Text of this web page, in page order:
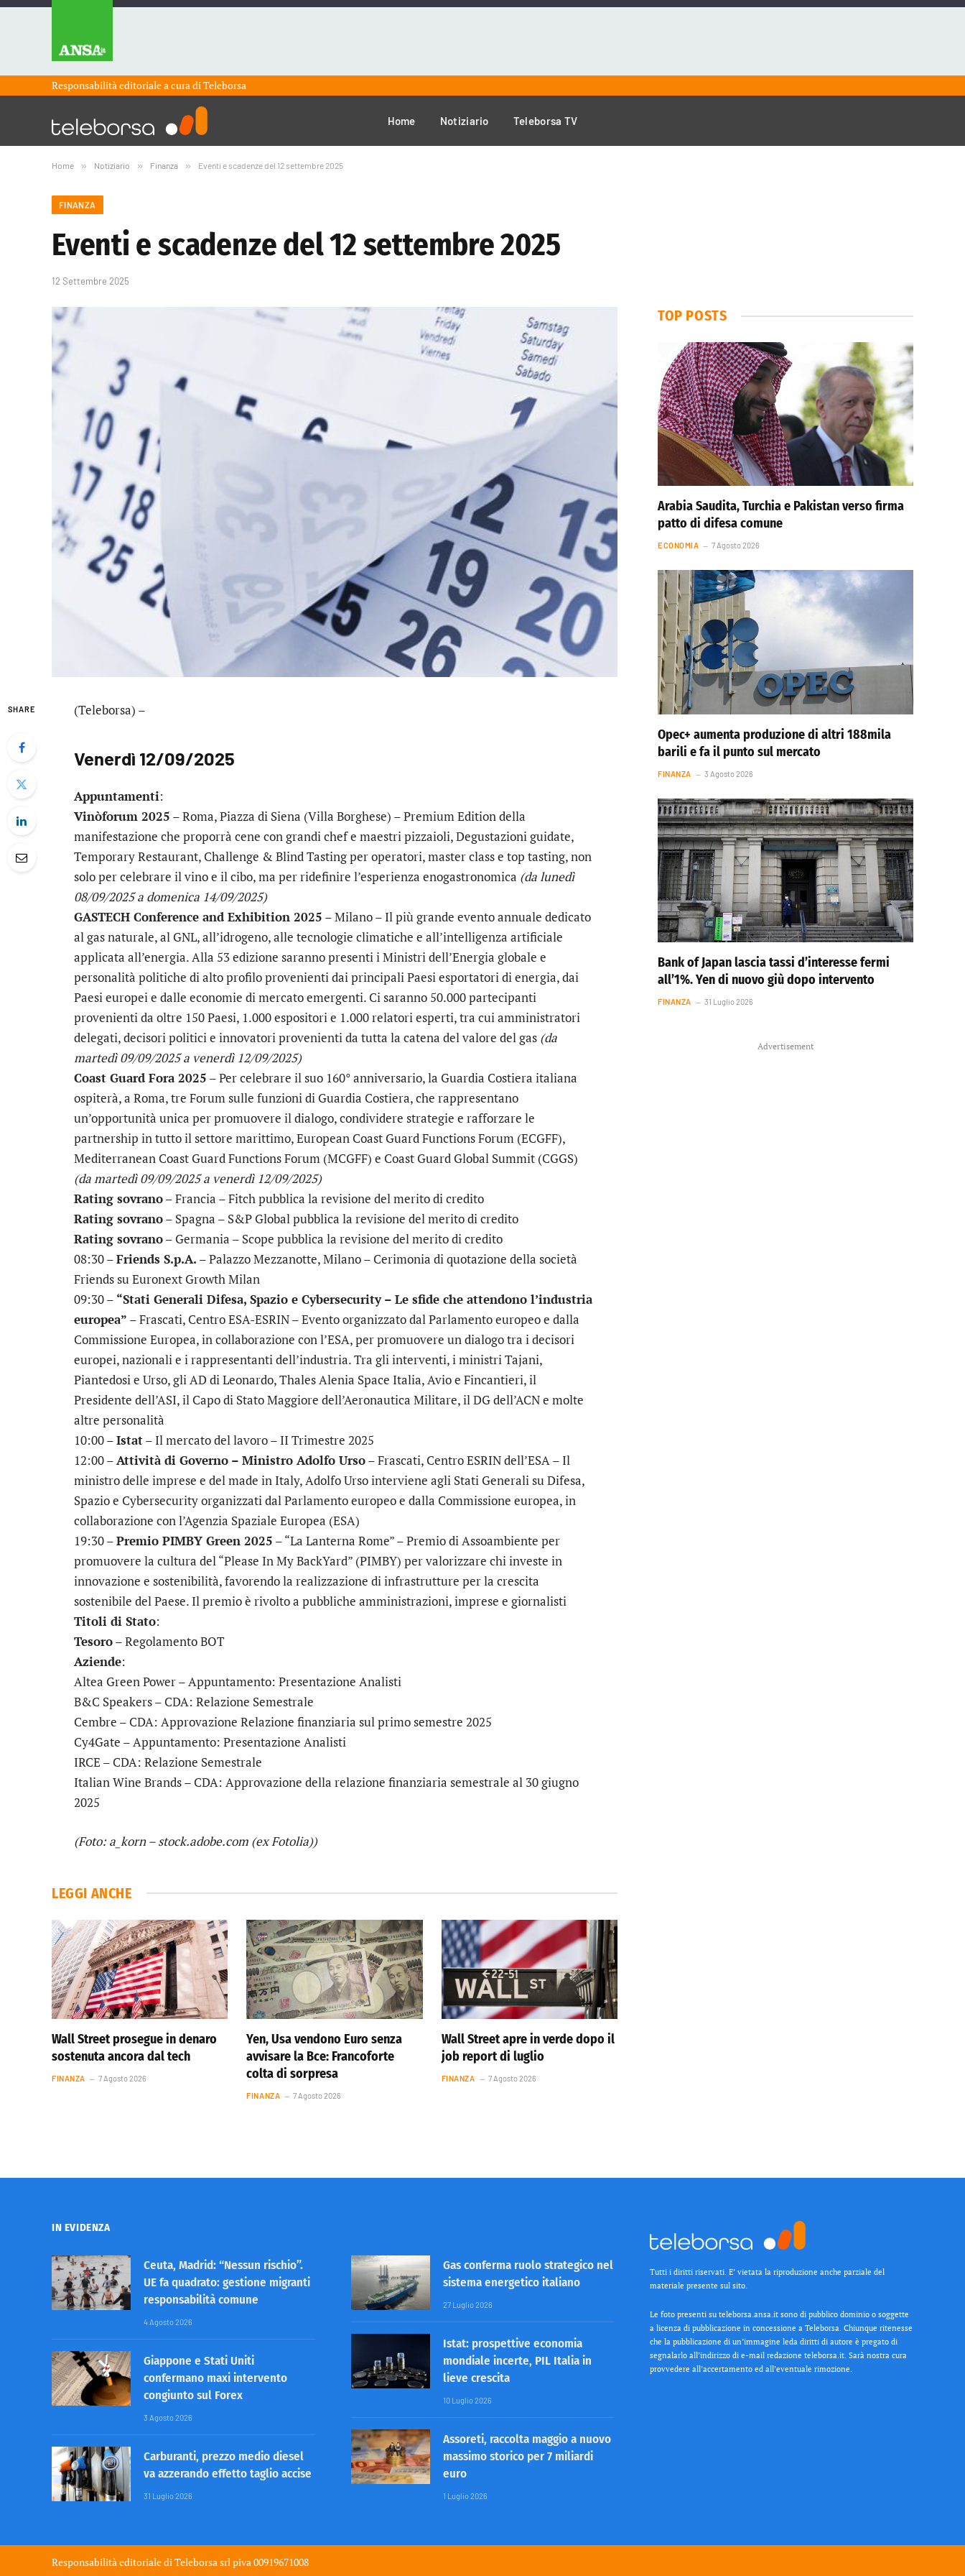
Responsabilità editoriale a cura diTeleborsa
Home Notiziario Teleborsa TV
Home » Notiziario » Finanza » Eventi e scadenze del 12 settembre 2025
FINANZA
Eventi e scadenze del 12 settembre 2025
12 Settembre 2025
SHARE (Teleborsa) –
Venerdì 12/09/2025
Appuntamenti:
Vinòforum 2025 – Roma, Piazza di Siena (Villa Borghese) – Premium Edition della
manifestazione che proporrà cene con grandi chef e maestri pizzaioli, Degustazioni guidate,
Temporary Restaurant, Challenge & Blind Tasting per operatori, master class e top tasting, non
solo per celebrare il vino e il cibo, ma per ridefinire l’esperienza enogastronomica (da lunedì
08/09/2025 a domenica 14/09/2025)
GASTECH Conference and Exhibition 2025 – Milano – Il più grande evento annuale dedicato
al gas naturale, al GNL, all’idrogeno, alle tecnologie climatiche e all’intelligenza artificiale
applicata all’energia. Alla 53 edizione saranno presenti i Ministri dell’Energia globale e
personalità politiche di alto profilo provenienti dai principali Paesi esportatori di energia, dai
Paesi europei e dalle economie di mercato emergenti. Ci saranno 50.000 partecipanti
provenienti da oltre 150 Paesi, 1.000 espositori e 1.000 relatori esperti, tra cui amministratori
delegati, decisori politici e innovatori provenienti da tutta la catena del valore del gas (da
martedì 09/09/2025 a venerdì 12/09/2025)
Coast Guard Fora 2025 – Per celebrare il suo 160° anniversario, la Guardia Costiera italiana
ospiterà, a Roma, tre Forum sulle funzioni di Guardia Costiera, che rappresentano
un’opportunità unica per promuovere il dialogo, condividere strategie e rafforzare le
partnership in tutto il settore marittimo, European Coast Guard Functions Forum (ECGFF),
Mediterranean Coast Guard Functions Forum (MCGFF) e Coast Guard Global Summit (CGGS)
(da martedì 09/09/2025 a venerdì 12/09/2025)
Rating sovrano– Francia – Fitch pubblica la revisione del merito di credito
Rating sovrano– Spagna – S&P Global pubblica la revisione del merito di credito
Rating sovrano– Germania – Scope pubblica la revisione del merito di credito
08:30 –Friends S.p.A. – Palazzo Mezzanotte, Milano – Cerimonia di quotazione della società
Friends su Euronext Growth Milan
09:30 – “Stati Generali Difesa, Spazio e Cybersecurity – Le sfide che attendono l’industria
europea” – Frascati, Centro ESA-ESRIN – Evento organizzato dal Parlamento europeo e dalla
Commissione Europea, in collaborazione con l’ESA, per promuovere un dialogo tra i decisori
europei, nazionali e i rappresentanti dell’industria. Tra gli interventi, i ministri Tajani,
Piantedosi e Urso, gli AD di Leonardo, Thales Alenia Space Italia, Avio e Fincantieri, il
Presidente dell’ASI, il Capo di Stato Maggiore dell’Aeronautica Militare, il DG dell’ACN e molte
altre personalità
10:00 –Istat– Il mercato del lavoro – II Trimestre 2025
12:00 –Attività di Governo – Ministro Adolfo Urso– Frascati, Centro ESRIN dell’ESA – Il
ministro delle imprese e del made in Italy, Adolfo Urso interviene agli Stati Generali su Difesa,
Spazio e Cybersecurity organizzati dal Parlamento europeo e dalla Commissione europea, in
collaborazione con l’Agenzia Spaziale Europea (ESA)
19:30 –Premio PIMBY Green 2025 – “La Lanterna Rome” – Premio di Assoambiente per
promuovere la cultura del “Please In My BackYard” (PIMBY) per valorizzare chi investe in
innovazione e sostenibilità, favorendo la realizzazione di infrastrutture per la crescita
sostenibile del Paese. Il premio è rivolto a pubbliche amministrazioni, imprese e giornalisti
Titoli di Stato:
Tesoro– Regolamento BOT
Aziende:
Altea Green Power– Appuntamento: Presentazione Analisti
B&C Speakers– CDA: Relazione Semestrale
Cembre – CDA: Approvazione Relazione finanziaria sul primo semestre 2025
Cy4Gate – Appuntamento: Presentazione Analisti
IRCE – CDA: Relazione Semestrale
Italian Wine Brands– CDA: Approvazione della relazione finanziaria semestrale al 30 giugno
2025
(Foto: a_korn – stock.adobe.com (ex Fotolia))
LEGGI ANCHE
Wall Street prosegue in denaro
sostenuta ancora dal tech
FINANZA 7 Agosto 2026
Yen, Usa vendono Euro senza
avvisare la Bce: Francoforte
colta di sorpresa
FINANZA 7 Agosto 2026
Wall Street apre in verde dopo il
job report di luglio
FINANZA 7 Agosto 2026
TOP POSTS
Arabia Saudita, Turchia e Pakistan verso firma
patto di difesa comune
ECONOMIA 7 Agosto 2026
Opec+ aumenta produzione di altri 188mila
barili e fa il punto sul mercato
FINANZA 3 Agosto 2026
Bank of Japan lascia tassi d’interesse fermi
all’1%. Yen di nuovo giù dopo intervento
FINANZA 31 Luglio 2026
Advertisement
IN EVIDENZA
Ceuta, Madrid: “Nessun rischio”.
UE fa quadrato: gestione migranti
responsabilità comune
4 Agosto 2026
Giappone e Stati Uniti
confermano maxi intervento
congiunto sul Forex
3 Agosto 2026
Carburanti, prezzo medio diesel
va azzerando effetto taglio accise
31 Luglio 2026
Gas conferma ruolo strategico nel
sistema energetico italiano
27 Luglio 2026
Istat: prospettive economia
mondiale incerte, PIL Italia in
lieve crescita
10 Luglio 2026
Assoreti, raccolta maggio a nuovo
massimo storico per 7 miliardi
euro
1 Luglio 2026
Tutti i diritti riservati. E’ vietata la riproduzione anche parziale del
materiale presente sul sito.
Le foto presenti su teleborsa.ansa.it sono di pubblico dominio o soggette
a licenza di pubblicazione in concessione a Teleborsa. Chiunque ritenesse
che la pubblicazione di un’immagine leda diritti di autore è pregato di
segnalarlo all’indirizzo di e-mail redazione teleborsa.it. Sarà nostra cura
provvedere all’accertamento ed all’eventuale rimozione.
Responsabilità editoriale di Teleborsa srl piva 00919671008